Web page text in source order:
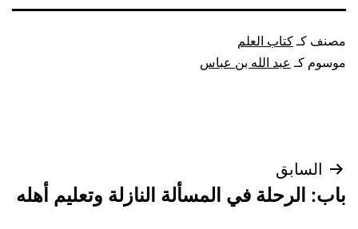
مصنف كـ كتاب العلم
موسوم كـ عبد الله بن عباس
تصفّح
المقالات
السابق
باب: الرحلة في المسألة النازلة وتعليم أهله